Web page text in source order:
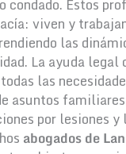
viven y
las
La ayuda legal
las
asuntos
por lesiones y
abogados de